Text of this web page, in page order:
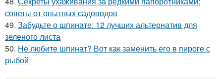
советы от опытных садоводов
49. Забудьте о шпинате: 12 лучших альтернатив для
зеленого листа
50. Не любите шпинат? Вот как заменить его в пироге с
рыбой